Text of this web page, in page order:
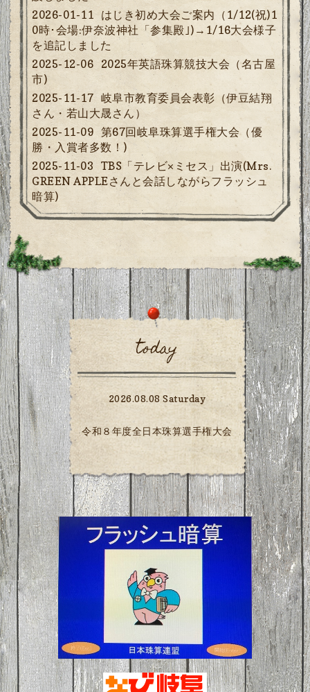
2026-01-11 はじき初め大会ご案内（1/12(祝)1
0時･会場:伊奈波神社「参集殿｣)→1/16大会様子
を追記しました
2025-12-06 2025年英語珠算競技大会（名古屋
市)
2025-11-17 岐阜市教育委員会表彰（伊豆結翔
さん・若山大晟さん）
2025-11-09 第67回岐阜珠算選手権大会（優
勝・入賞者多数！)
2025-11-03 TBS「テレビ×ミセス」出演(Mrs.
GREEN APPLEさんと会話しながらフラッシュ
暗算)
today
2026.08.08 Saturday
令和８年度全日本珠算選手権大会